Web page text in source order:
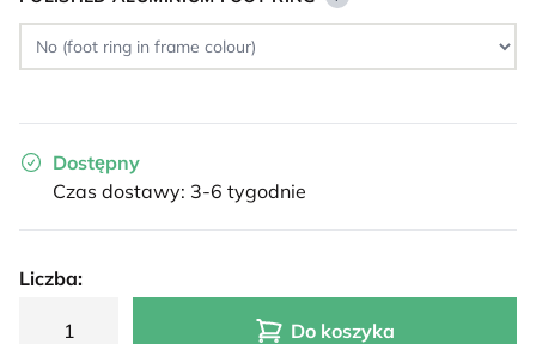
Dostępny
Czas dostawy: 3-6 tygodnie
Liczba:
Do koszyka